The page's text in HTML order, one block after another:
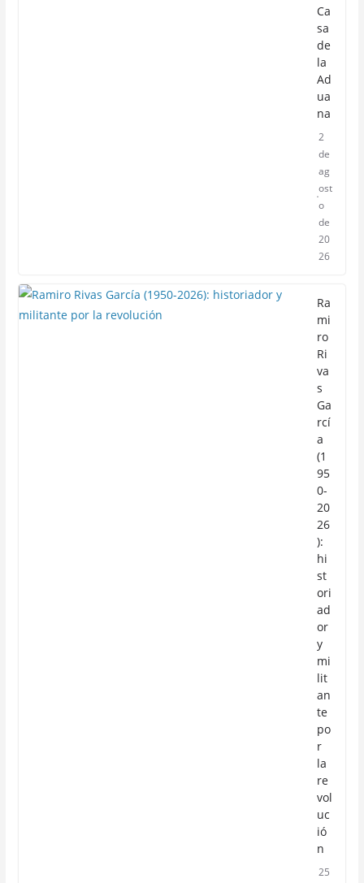
Ca
sa
de
la
Ad
ua
na
2
de
ag
ost
o
de
20
26
Ra
mi
ro
Ri
va
s
Ga
rcí
a
(1
95
0-
20
26
):
hi
st
ori
ad
or
y
mi
lit
an
te
po
r
la
re
vol
uc
ió
n
25